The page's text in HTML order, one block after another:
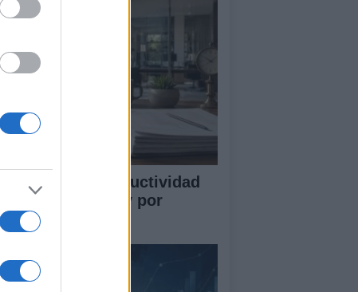
medir la productividad
hora trabajada y por